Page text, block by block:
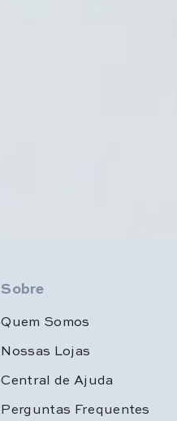
Sobre
Quem Somos
Nossas Lojas
Central de Ajuda
Perguntas Frequentes